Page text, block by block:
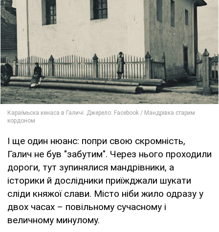
І ще один нюанс: попри свою скромність,
Галич не був "забутим". Через нього проходили
дороги, тут зупинялися мандрівники, а
історики й дослідники приїжджали шукати
сліди княжої слави. Місто ніби жило одразу у
двох часах – повільному сучасному і
величному минулому.